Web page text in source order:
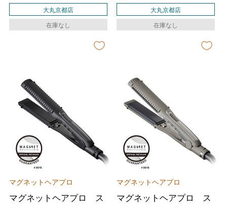
大丸京都店
在庫なし
大丸京都店
在庫なし
マグネットヘアプロ
マグネットヘアプロ ス
マグネットヘアプロ
マグネットヘアプロ ス